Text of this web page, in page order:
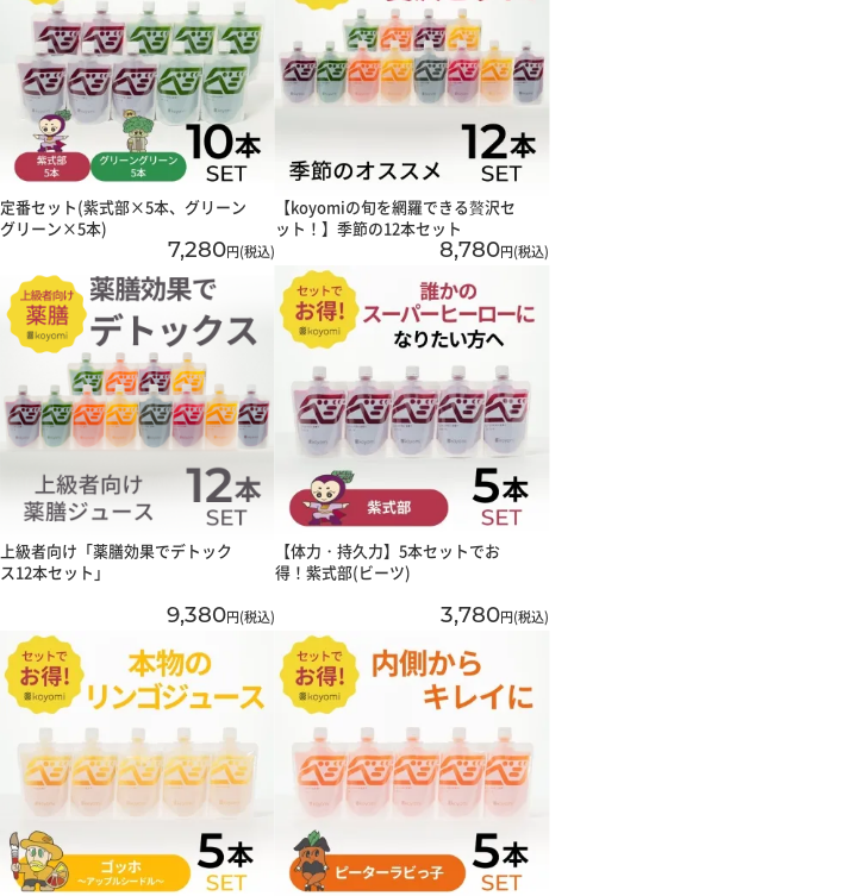
定番セット(紫式部×5本、グリーン
グリーン×5本)
7,280円(税込)
【koyomiの旬を網羅できる贅沢セ
ット！】季節の12本セット
8,780円(税込)
上級者向け「薬膳効果でデトック
ス12本セット」
9,380円(税込)
【体力・持久力】5本セットでお
得！紫式部(ビーツ)
3,780円(税込)